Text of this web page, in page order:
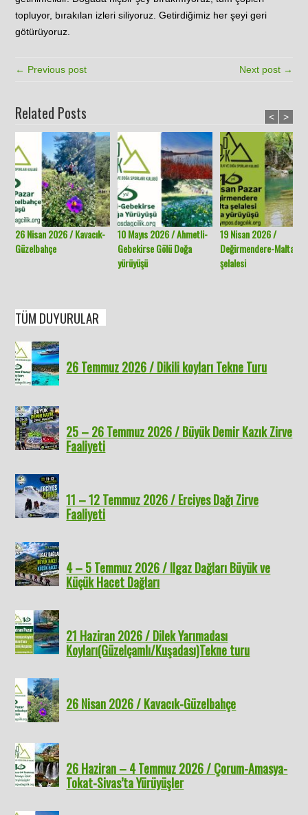
topluyor, bırakılan izleri siliyoruz. Getirdiğimiz her şeyi geri
götürüyoruz.
← Previous post Next post →
Related Posts
26 Nisan 2026 / Kavacık-
Güzelbahçe
10 Mayıs 2026 / Ahmetli-
Gebekirse Gölü Doğa
yürüyüşü
19 Nisan 2026 /
Değirmendere-Malta
şelalesi
< >
TÜM DUYURULAR
26 Temmuz 2026 / Dikili koyları Tekne Turu
25 – 26 Temmuz 2026 / Büyük Demir Kazık Zirve
Faaliyeti
11 – 12 Temmuz 2026 / Erciyes Dağı Zirve
Faaliyeti
4 – 5 Temmuz 2026 / Ilgaz Dağları Büyük ve
Küçük Hacet Dağları
21 Haziran 2026 / Dilek Yarımadası
Koyları(Güzelçamlı/Kuşadası)Tekne turu
26 Nisan 2026 / Kavacık-Güzelbahçe
26 Haziran – 4 Temmuz 2026 / Çorum-Amasya-
Tokat-Sivas’ta Yürüyüşler